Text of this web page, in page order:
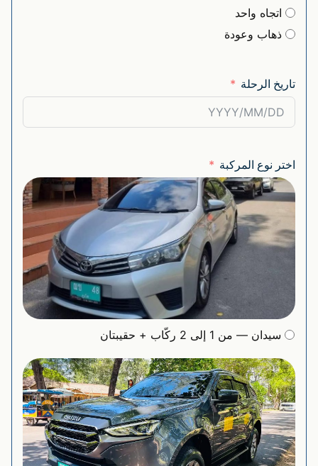
اتجاه واحد
ذهاب وعودة
تاريخ الرحلة
اختر نوع المركبة
سيدان — من 1 إلى 2 ركّاب + حقيبتان